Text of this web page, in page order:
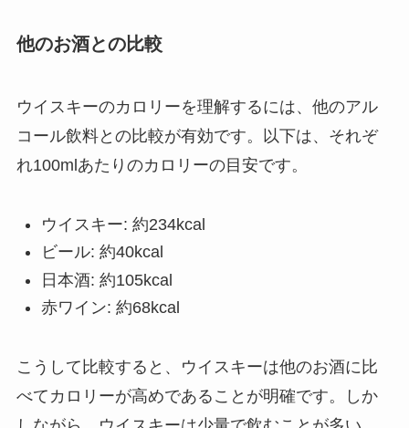
他のお酒との比較
ウイスキーのカロリーを理解するには、他のアル
コール飲料との比較が有効です。以下は、それぞ
れ100mlあたりのカロリーの目安です。
ウイスキー: 約234kcal
ビール: 約40kcal
日本酒: 約105kcal
赤ワイン: 約68kcal
こうして比較すると、ウイスキーは他のお酒に比
べてカロリーが高めであることが明確です。しか